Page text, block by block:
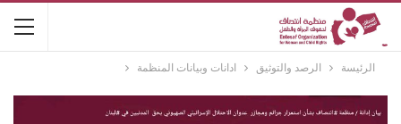
الرئيسة الرصد والتوثيق ادانات وبيانات المنظمة